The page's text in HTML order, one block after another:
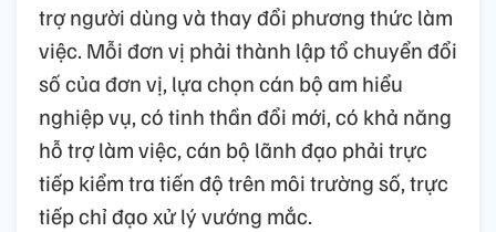
trợ người dùng và thay đổi phương thức làm
việc. Mỗi đơn vị phải thành lập tổ chuyển đổi
số của đơn vị, lựa chọn cán bộ am hiểu
nghiệp vụ, có tinh thần đổi mới, có khả năng
hỗ trợ làm việc, cán bộ lãnh đạo phải trực
tiếp kiểm tra tiến độ trên môi trường số, trực
tiếp chỉ đạo xử lý vướng mắc.